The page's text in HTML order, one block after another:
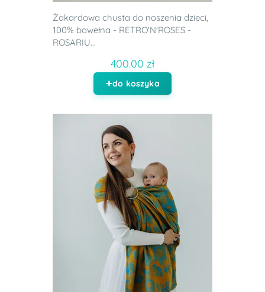
Żakardowa chusta do noszenia dzieci,
100% bawełna - RETRO'N'ROSES -
ROSARIU...
400.00 zł
do koszyka